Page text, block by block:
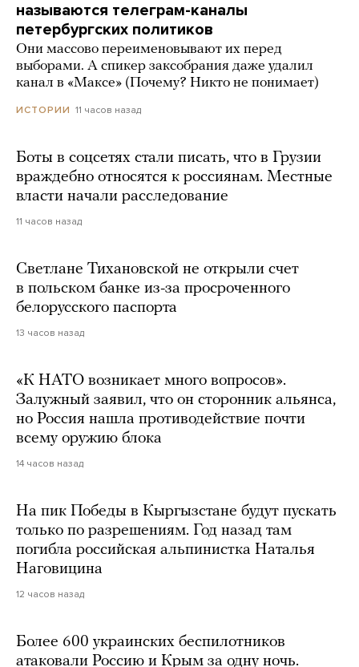
называются телеграм-каналы
петербургских политиков
Они массово переименовывают их перед
выборами. А спикер заксобрания даже удалил
канал в «Максе» (Почему? Никто не понимает)
ИСТОРИИ 11 часов назад
Боты в соцсетях стали писать, что в Грузии
враждебно относятся к россиянам. Местные
власти начали расследование
11 часов назад
Светлане Тихановской не открыли счет
в польском банке из-за просроченного
белорусского паспорта
13 часов назад
«К НАТО возникает много вопросов».
Залужный заявил, что он сторонник альянса,
но Россия нашла противодействие почти
всему оружию блока
14 часов назад
На пик Победы в Кыргызстане будут пускать
только по разрешениям. Год назад там
погибла российская альпинистка Наталья
Наговицина
12 часов назад
Более 600 украинских беспилотников
атаковали Россию и Крым за одну ночь.